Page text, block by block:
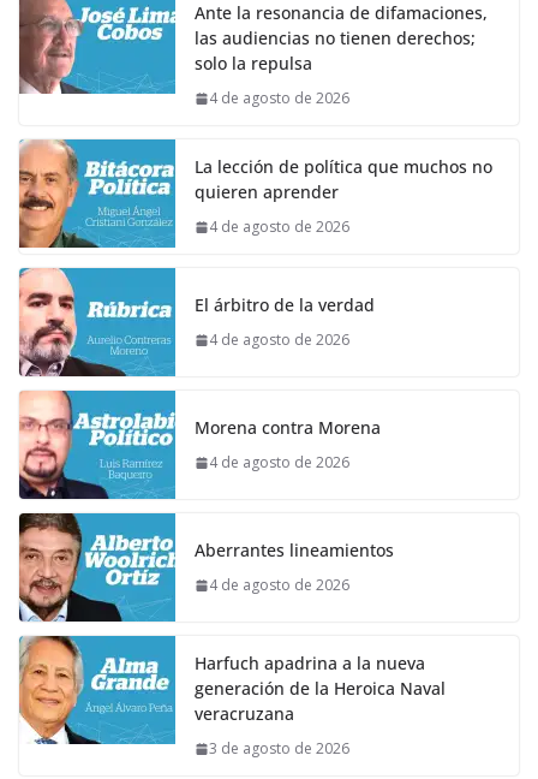
Ante la resonancia de difamaciones,
las audiencias no tienen derechos;
solo la repulsa
4 de agosto de 2026
La lección de política que muchos no
quieren aprender
4 de agosto de 2026
El árbitro de la verdad
4 de agosto de 2026
Morena contra Morena
4 de agosto de 2026
Aberrantes lineamientos
4 de agosto de 2026
Harfuch apadrina a la nueva
generación de la Heroica Naval
veracruzana
3 de agosto de 2026